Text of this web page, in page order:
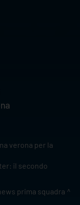
verona per la
il secondo
prima squadra